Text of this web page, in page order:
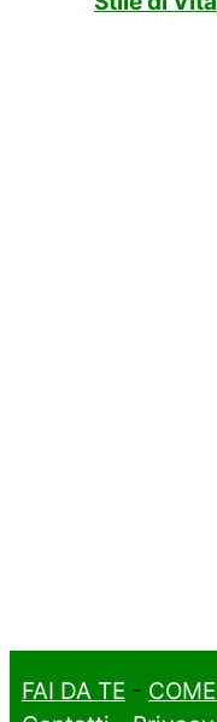
FAI DA TE -